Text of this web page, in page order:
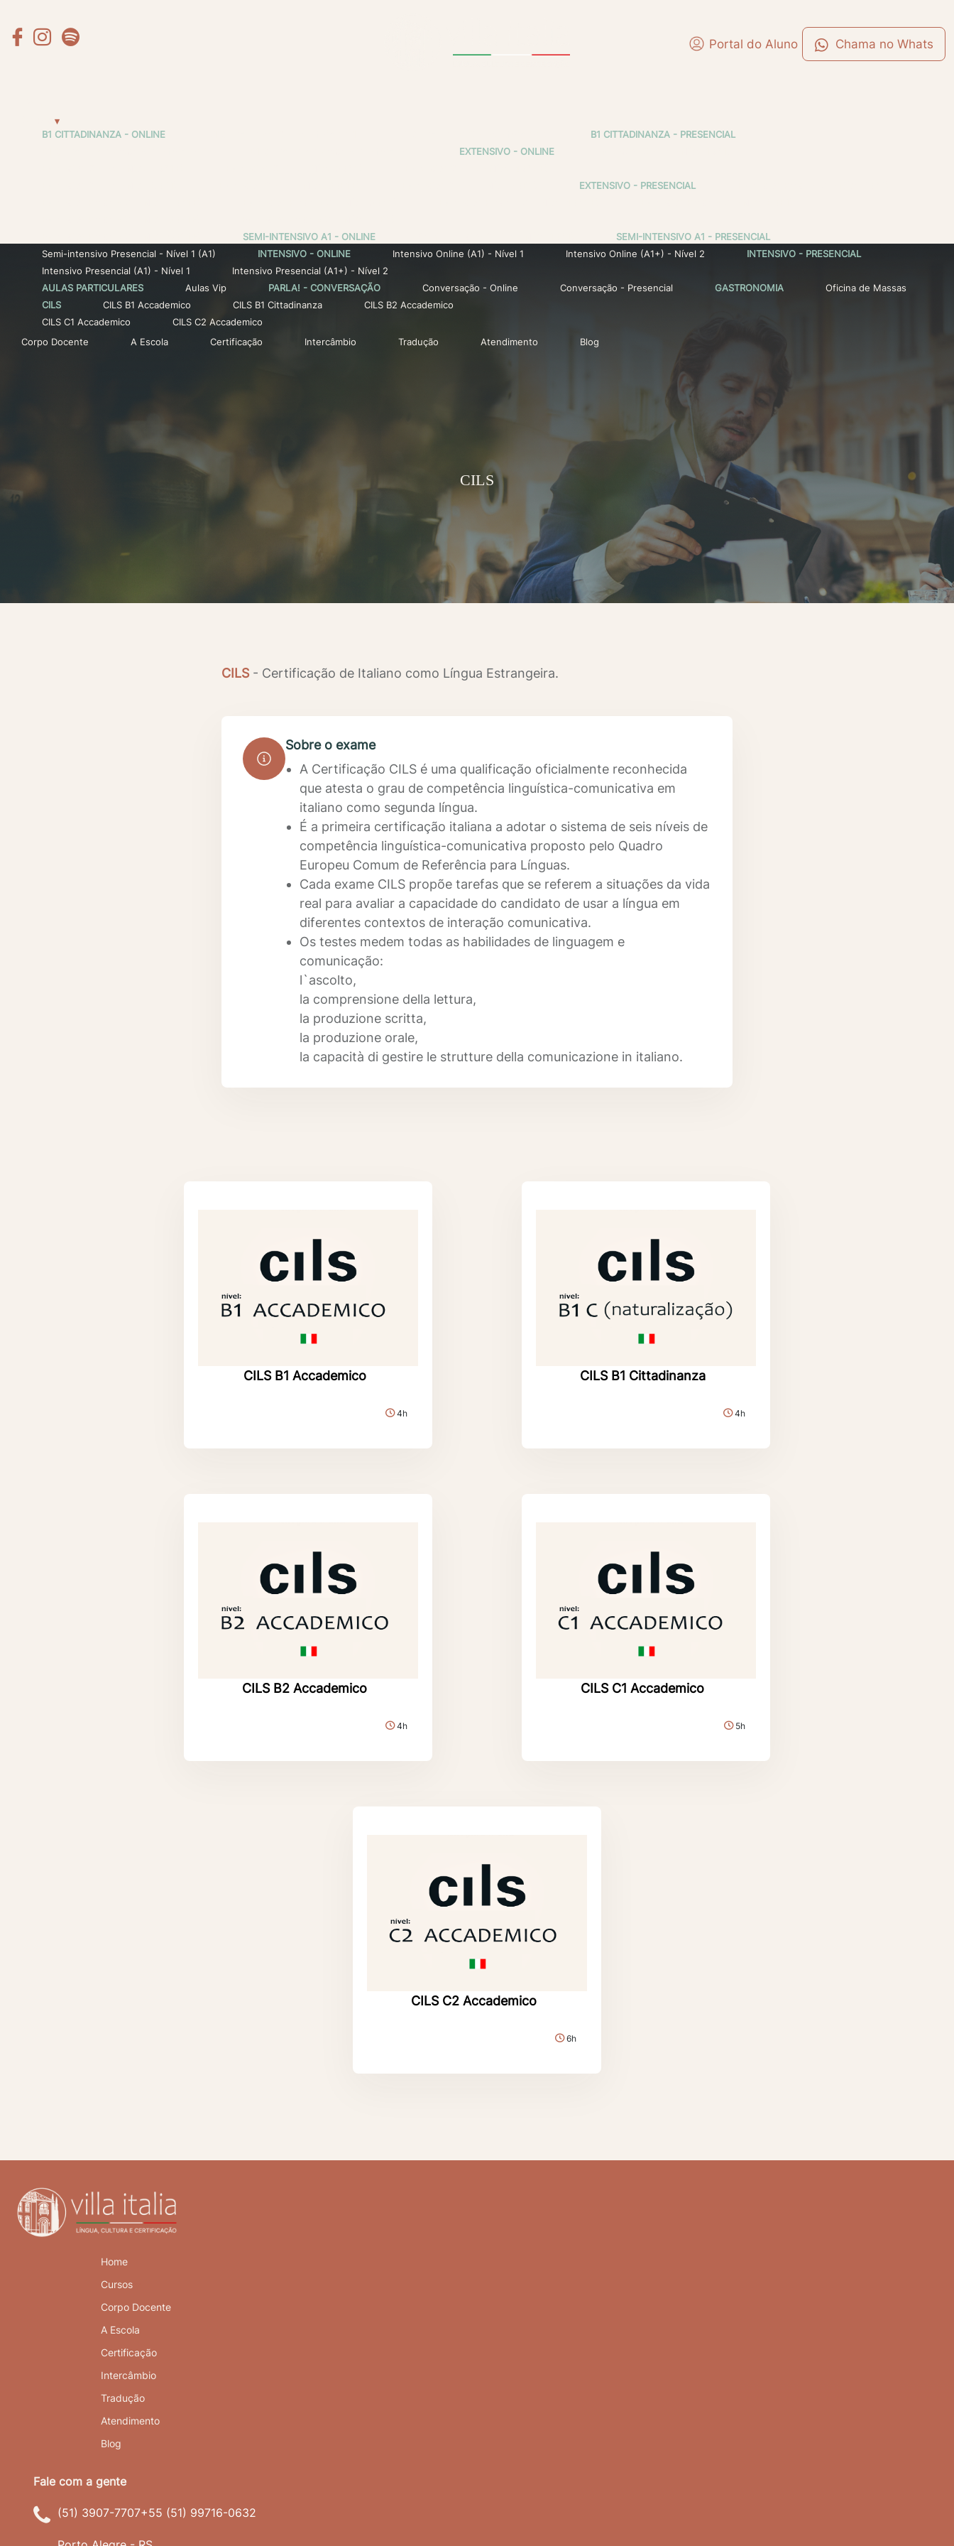
Portal do Aluno



B1 CITTADINANZA - ONLINE
B1 CITTADINANZA - PRESENCIAL
EXTENSIVO - ONLINE
EXTENSIVO - PRESENCIAL
SEMI-INTENSIVO A1 - ONLINE
SEMI-INTENSIVO A1 - PRESENCIAL
Semi-intensivo Presencial - Nível 1 (A1)
INTENSIVO - ONLINE Intensivo Online (A1) - Nível 1 Intensivo Online (A1+) - Nível 2
INTENSIVO - PRESENCIAL
Intensivo Presencial (A1) - Nível 1
Intensivo Presencial (A1+) - Nível 2
AULAS PARTICULARES
Aulas Vip PARLA! - CONVERSAÇÃO Conversação - Online Conversação - Presencial GASTRONOMIA
Oficina de Massas
CILS
CILS B1 Accademico CILS B1 Cittadinanza
CILS B2 Accademico
CILS C1 Accademico
CILS C2 Accademico
Corpo Docente
A Escola Certificação Intercâmbio Tradução Atendimento Blog
CILS
CILS - Certificação de Italiano como Língua Estrangeira.
Sobre o exame
A Certificação CILS é uma qualificação oficialmente reconhecida
que atesta o grau de competência linguística-comunicativa em
italiano como segunda língua.
É a primeira certificação italiana a adotar o sistema de seis níveis de
competência linguística-comunicativa proposto pelo Quadro
Europeu Comum de Referência para Línguas.
Cada exame CILS propõe tarefas que se referem a situações da vida
real para avaliar a capacidade do candidato de usar a língua em
diferentes contextos de interação comunicativa.
Os testes medem todas as habilidades de linguagem e
comunicação:
l`ascolto,
la comprensione della lettura,
la produzione scritta,
la produzione orale,
la capacità di gestire le strutture della comunicazione in italiano.
CILS B1 Accademico
4h
CILS B1 Cittadinanza
4h
CILS B2 Accademico
4h
CILS C1 Accademico
5h
CILS C2 Accademico
6h
Home
Cursos
Corpo Docente
A Escola
Certificação
Intercâmbio
Tradução
Atendimento
Blog
(51) 3907-7707+55 (51) 99716-0632